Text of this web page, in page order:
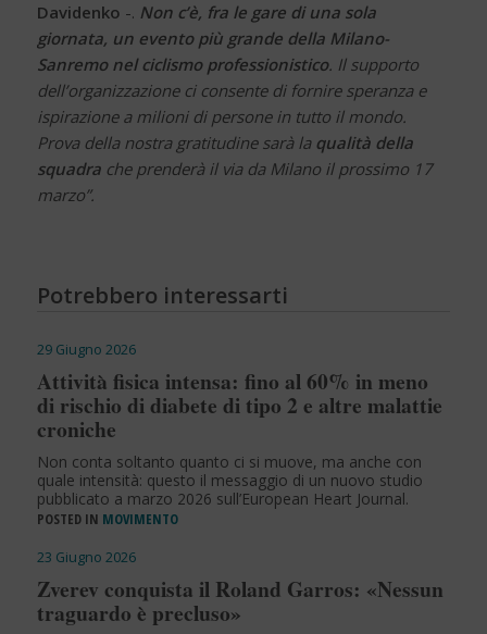
Davidenko -. Non c’è, fra le gare di una sola
giornata, un evento più grande della Milano-
Sanremo nel ciclismo professionistico. Il supporto
dell’organizzazione ci consente di fornire speranza e
ispirazione a milioni di persone in tutto il mondo.
Prova della nostra gratitudine sarà la qualità della
squadrache prenderà il via da Milano il prossimo 17
marzo”.
Potrebbero interessarti
29 Giugno 2026
Attività fisica intensa: fino al 60% in meno
di rischio di diabete di tipo 2 e altre malattie
croniche
Non conta soltanto quanto ci si muove, ma anche con
quale intensità: questo il messaggio di un nuovo studio
pubblicato a marzo 2026 sull’European Heart Journal.
POSTED IN MOVIMENTO
23 Giugno 2026
Zverev conquista il Roland Garros: «Nessun
traguardo è precluso»